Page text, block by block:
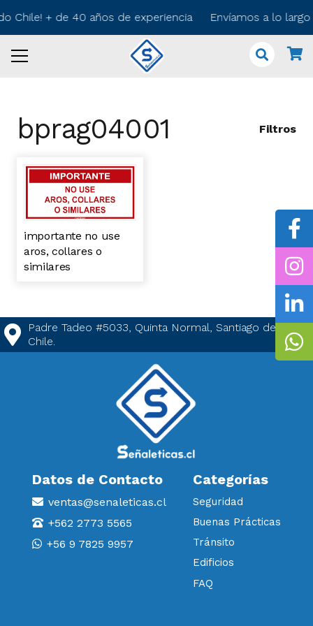
Chile! + de 40 años de experiencia Envíamos a lo
bprag04001 Filtros
importante no use
aros, collares o
similares
Padre Tadeo #5033, Quinta Normal, Santiago de
Chile.
Datos de Contacto
ventas@senaleticas.cl
+562 2773 5565
+56 9 7825 9957
Categorías
Seguridad
Buenas Prácticas
Tránsito
Edificios
FAQ